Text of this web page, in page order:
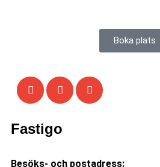
Boka plats
Fastigo
Besöks- och postadress: